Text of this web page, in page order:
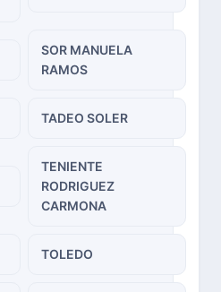
SOR MANUELA
RAMOS
TADEO SOLER
TENIENTE
RODRIGUEZ
CARMONA
TOLEDO